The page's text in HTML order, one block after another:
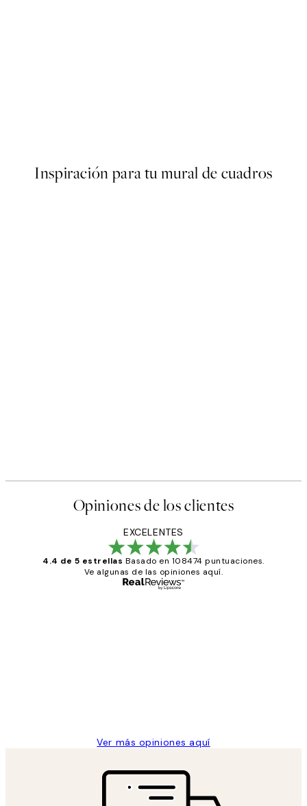
Inspiración para tu mural de cuadros
Opiniones de los clientes
EXCELENTES
4.4 de 5 estrellas Basado en 108474 puntuaciones.
Ve algunas de las opiniones aquí.
Ver más opiniones aquí